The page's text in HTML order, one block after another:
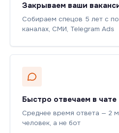
Закрываем ваши
Собираем спецов 5 лет с
каналах, СМИ, Telegram Ads
Быстро отвечаем в чате
Среднее время ответа — 2
человек, а не бот